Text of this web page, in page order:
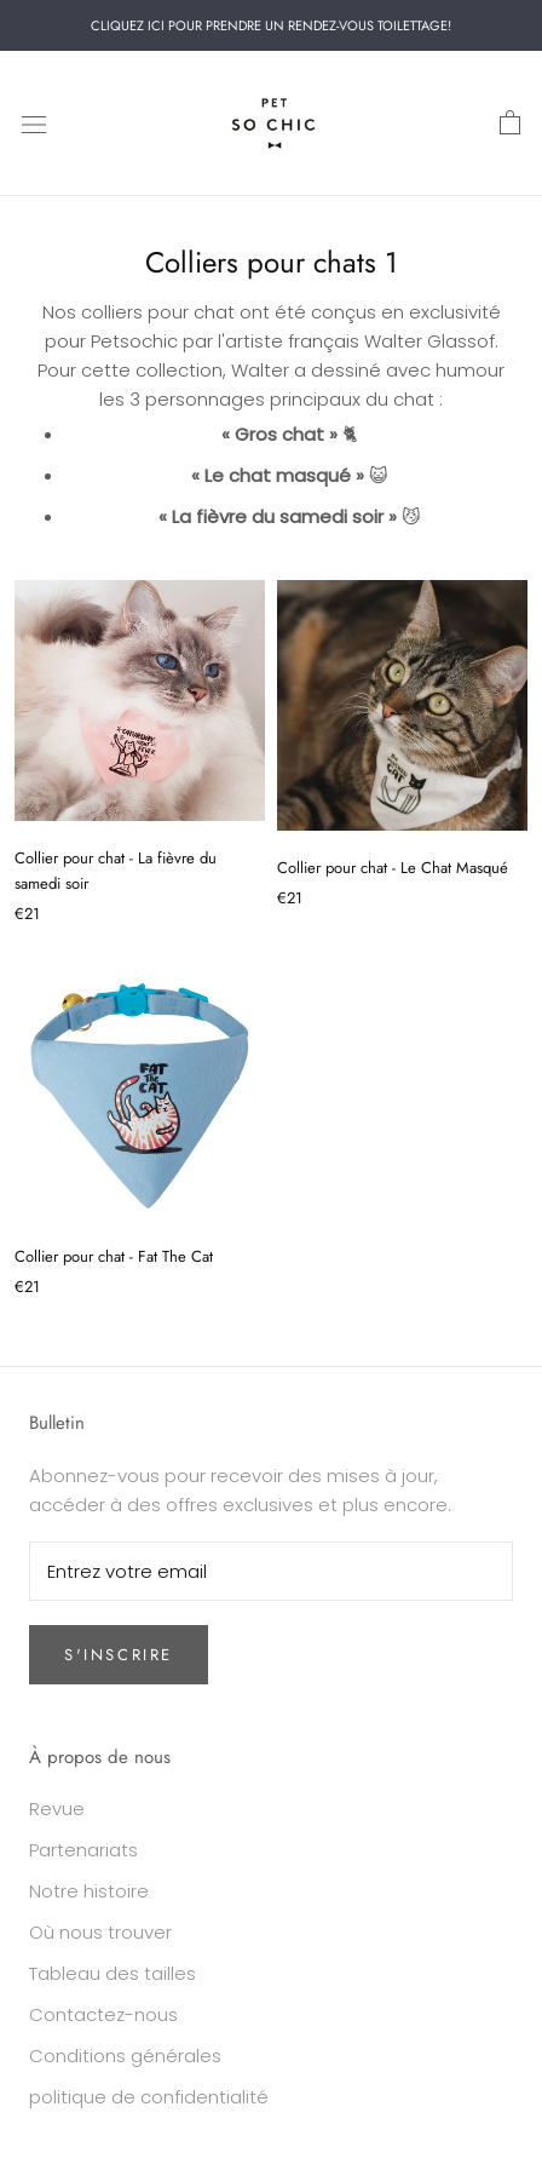
CLIQUEZ ICI POUR PRENDRE UN RENDEZ-VOUS TOILETTAGE!
Colliers pour chats 1
Nos colliers pour chat ont été conçus en exclusivité
pour Petsochic par l'artiste français Walter Glassof.
Pour cette collection, Walter a dessiné avec humour
les 3 personnages principaux du chat :
« Gros chat » 🐈
« Le chat masqué »😺
« La fièvre du samedi soir »😼
Collier pour chat - La fièvre du
samedi soir
€21
Collier pour chat - Le Chat Masqué
€21
Collier pour chat - Fat The Cat
€21
Bulletin
Abonnez-vous pour recevoir des mises à jour,
accéder à des offres exclusives et plus encore.
S'INSCRIRE
À propos de nous
Revue
Partenariats
Notre histoire
Où nous trouver
Tableau des tailles
Contactez-nous
Conditions générales
politique de confidentialité